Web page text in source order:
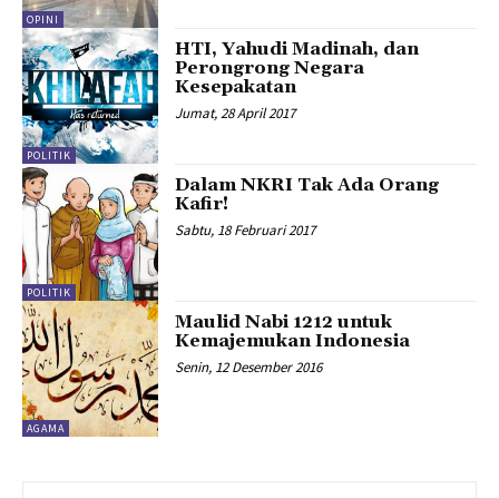
OPINI
POLITIK
HTI, Yahudi Madinah, dan
Perongrong Negara
Kesepakatan
Jumat, 28 April 2017
POLITIK
Dalam NKRI Tak Ada Orang
Kafir!
Sabtu, 18 Februari 2017
AGAMA
Maulid Nabi 1212 untuk
Kemajemukan Indonesia
Senin, 12 Desember 2016